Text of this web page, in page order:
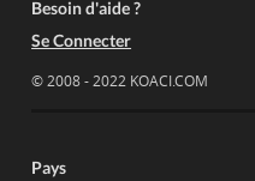
Besoin d'aide ?
Se Connecter
© 2008 - 2022 KOACI.COM
Pays